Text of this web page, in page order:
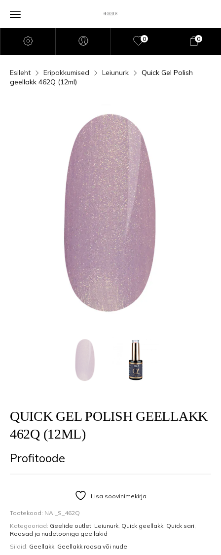
0 0
Esileht Eripakkumised Leiunurk
Quick Gel Polish
geellakk 462Q (12ml)
QUICK GEL POLISH GEELLAKK
462Q (12ML)
Profitoode
Lisa soovinimekirja
Tootekood: NAI_S_462Q
Kategooriad: Geelide outlet, Leiunurk, Quick geellakk, Quick sari,
Roosad ja nudetooniga geellakid
Sildid: Geellakk, Geellakk roosa või nude